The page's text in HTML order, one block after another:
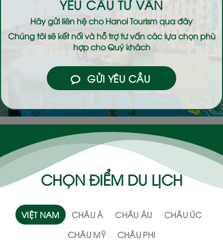
YÊU CẦU TƯ VẤN
Hãy gửi liên hệ choHanoi Tourismqua đây
Chúng tôi sẽ kết nối và hỗ trợ tư vấn các lựa chọn phù
hợp cho Quý khách
GỬI YÊU CẦU
CHỌN ĐIỂM DU LỊCH
VIỆT NAM CHÂU Á CHÂU ÂU
CHÂU ÚC
CHÂU MỸ
CHÂU PHI